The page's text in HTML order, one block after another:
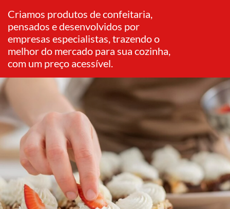
Criamos produtos de confeitaria,
pensados e desenvolvidos por
empresas especialistas, trazendo o
melhor do mercado para sua cozinha,
com um preço acessível.